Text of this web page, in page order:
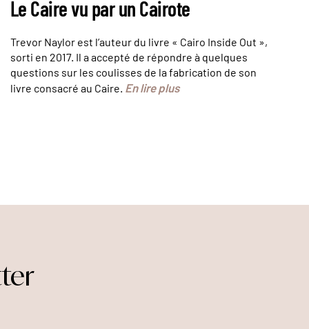
Le Caire vu par un Cairote
Trevor Naylor est l’auteur du livre « Cairo Inside Out »,
sorti en 2017. Il a accepté de répondre à quelques
questions sur les coulisses de la fabrication de son
livre consacré au Caire. En lire plus